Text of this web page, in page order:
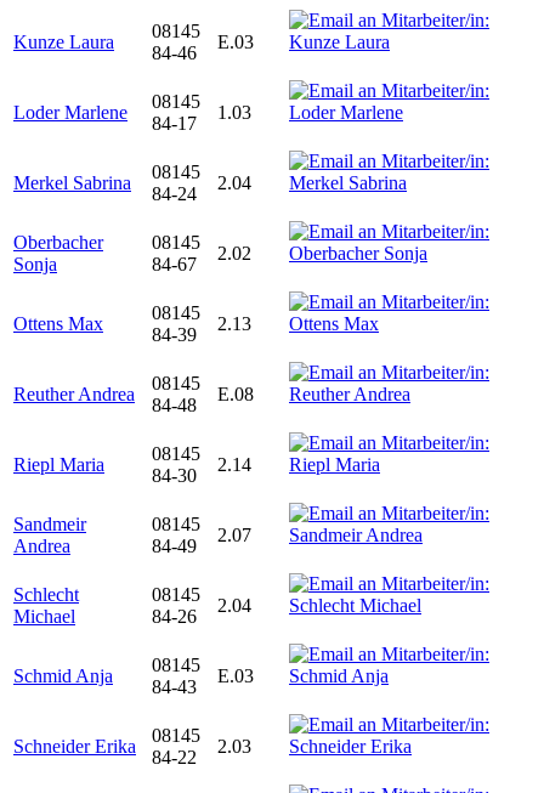
Kunze Laura
08145
84-46
E.03
Loder Marlene
08145
84-17
1.03
Merkel Sabrina
08145
84-24
2.04
Oberbacher
Sonja
08145
84-67
2.02
Ottens Max
08145
84-39
2.13
Reuther Andrea
08145
84-48
E.08
Riepl Maria
08145
84-30
2.14
Sandmeir
Andrea
08145
84-49
2.07
Schlecht
Michael
08145
84-26
2.04
Schmid Anja
08145
84-43
E.03
Schneider Erika
08145
84-22
2.03